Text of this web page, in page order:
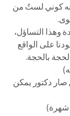
كوني لستُ من
وهذا التساؤل،
على الواقع
بالحجة.
دكتور يمكن